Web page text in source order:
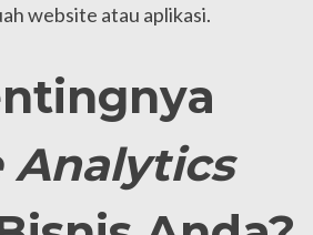
website atau aplikasi.
Analytics